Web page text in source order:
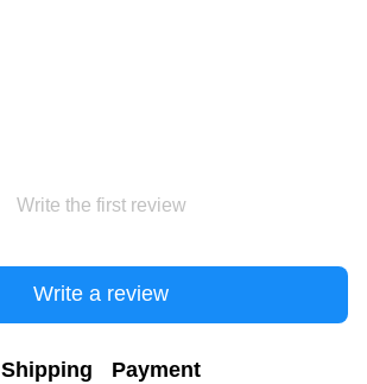
Write the first review
Write a review
Shipping Payment